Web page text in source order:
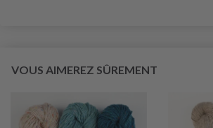
VOUS AIMEREZ SÛREMENT